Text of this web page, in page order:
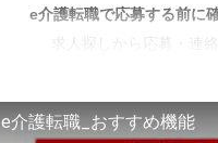
e介護転職で応募する前に
求人探しから応募・連
e介護転職のよくある質問
e介護転職_おすすめ機能